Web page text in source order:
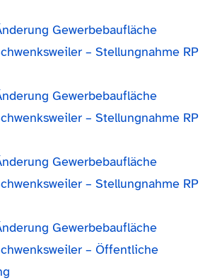
Gewerbebaufläche
– Stellungnahme RP
Gewerbebaufläche
– Stellungnahme RP
Gewerbebaufläche
– Stellungnahme RP
Gewerbebaufläche
– Öffentliche